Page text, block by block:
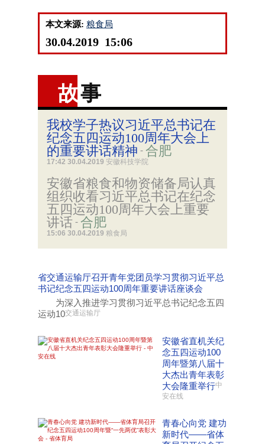
本文来源: 粮食局
30.04.2019 15:06
故事
我校学子热议习近平总书记在
纪念五四运动100周年大会上
的重要讲话精神 - 合肥
17:42 30.04.2019 安徽科技学院
安徽省粮食和物资储备局认真
组织收看习近平总书记在纪念
五四运动100周年大会上重要
讲话 - 合肥
15:06 30.04.2019 粮食局
省交通运输厅召开青年党团员学习贯彻习近平总
书记纪念五四运动100周年重要讲话座谈会
为深入推进学习贯彻习近平总书记纪念五四
运动10交通运输厅
安徽省直机关纪
念五四运动100
周年暨第八届十
大杰出青年表彰
大会隆重举行中
安在线
青春心向党 建功
新时代——省体